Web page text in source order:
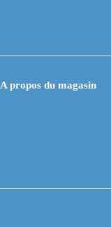
A propos du magasin